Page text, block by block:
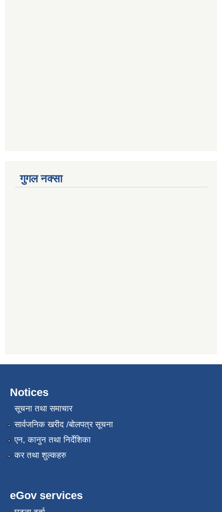
गुगल नक्सा
Notices
सूचना तथा समाचार
सार्वजनिक खरीद /बोलपत्र सूचना
एन, कानुन तथा निर्देशिका
कर तथा शुल्कहरु
eGov services